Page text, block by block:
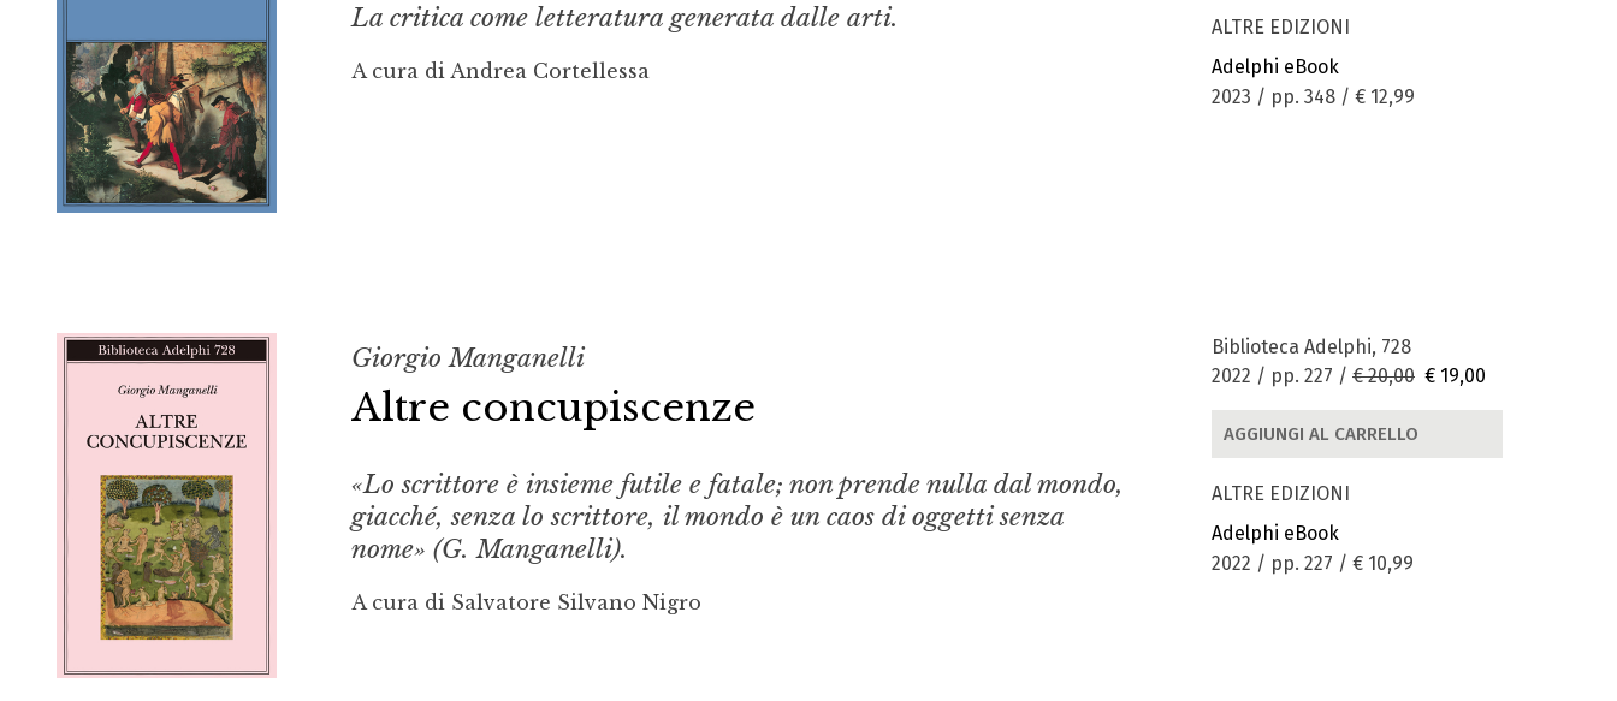
La critica come letteratura generata dalle arti.
A cura di Andrea Cortellessa
ALTRE EDIZIONI
Adelphi eBook
2023 / pp. 348 / € 12,99
Giorgio Manganelli
Altre concupiscenze
«Lo scrittore è insieme futile e fatale; non prende nulla dal mondo,
giacché, senza lo scrittore, il mondo è un caos di oggetti senza
nome» (G. Manganelli).
A cura di Salvatore Silvano Nigro
Biblioteca Adelphi, 728
2022 / pp. 227 / € 20,00 € 19,00
AGGIUNGI AL CARRELLO
ALTRE EDIZIONI
Adelphi eBook
2022 / pp. 227 / € 10,99